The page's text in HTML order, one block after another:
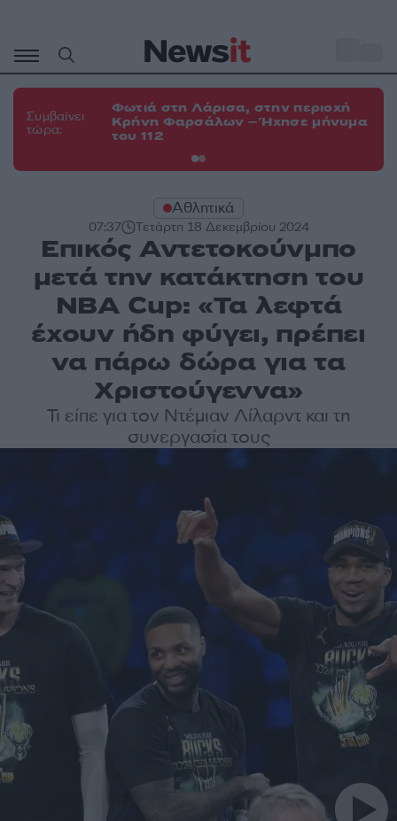
περιεχόμενο
Συμβαίνει
τώρα:
Φωτιά στη Λάρισα, στην περιοχή
Κρήνη Φαρσάλων – Ήχησε μήνυμα
του 112
Αθλητικά
07:37 Τετάρτη 18 Δεκεμβρίου 2024
Επικός Αντετοκούνμπο
μετά την κατάκτηση του
NBA Cup: «Τα λεφτά
έχουν ήδη φύγει, πρέπει
να πάρω δώρα για τα
Χριστούγεννα»
Τι είπε για τον Ντέμιαν Λίλαρντ και τη
συνεργασία τους